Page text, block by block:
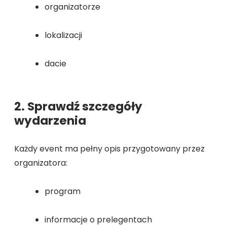
organizatorze
lokalizacji
dacie
2. Sprawdź szczegóły
wydarzenia
Każdy event ma pełny opis przygotowany przez
organizatora:
program
informacje o prelegentach